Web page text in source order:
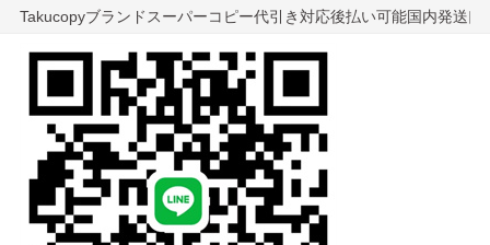
Takucopyブランドスーパーコピー代引き対応後払い可能国内発送